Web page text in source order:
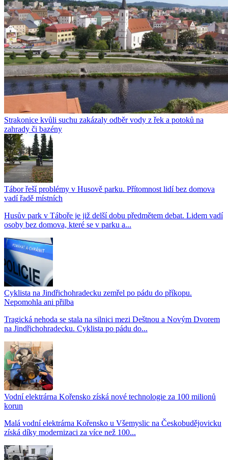
Strakonice kvůli suchu zakázaly odběr vody z řek a potoků na
zahrady či bazény
Tábor řeší problémy v Husově parku. Přítomnost lidí bez domova
vadí řadě místních
Husův park v Táboře je již delší dobu předmětem debat. Lidem vadí
osoby bez domova, které se v parku a...
Cyklista na Jindřichohradecku zemřel po pádu do příkopu.
Nepomohla ani přilba
Tragická nehoda se stala na silnici mezi Deštnou a Novým Dvorem
na Jindřichohradecku. Cyklista po pádu do...
Vodní elektrárna Kořensko získá nové technologie za 100 milionů
korun
Malá vodní elektrárna Kořensko u Všemyslic na Českobudějovicku
získá díky modernizaci za více než 100...